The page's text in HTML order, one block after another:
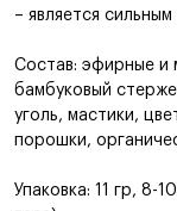
– является
Состав: эфирные и
бамбуковый
уголь, мастики,
порошки,
Упаковка: 11 гр, 8-